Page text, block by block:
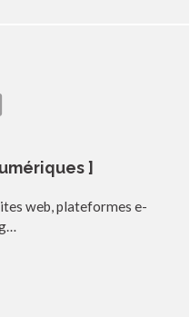
]
web, plateformes e-